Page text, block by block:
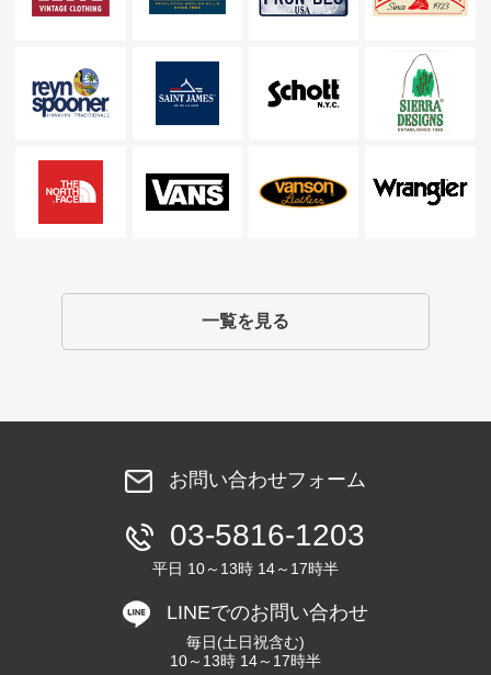
一覧を見る
お問い合わせフォーム
03-5816-1203
平日 10～13時 14～17時半
LINEでのお問い合わせ
毎日(土日祝含む)
10～13時 14～17時半